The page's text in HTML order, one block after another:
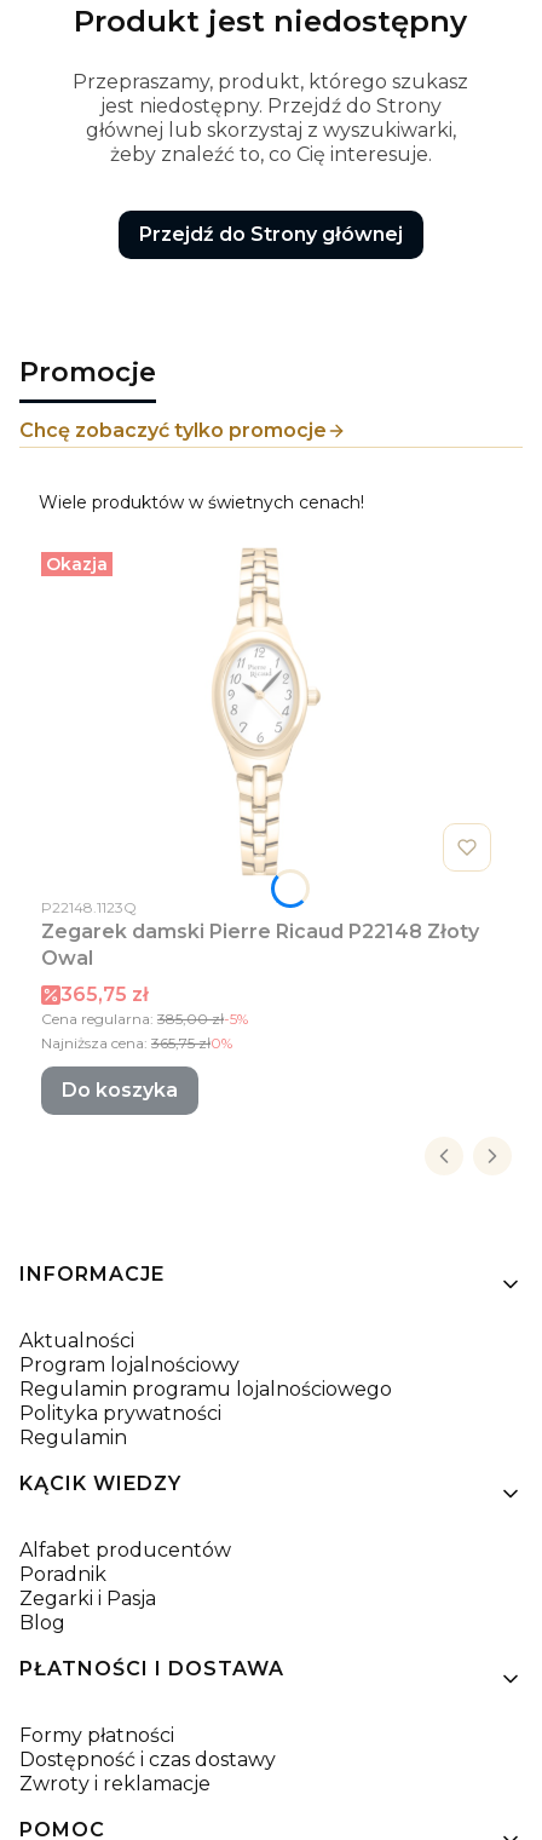
Produkt jest niedostępny
Przepraszamy, produkt, którego szukasz
jest niedostępny. Przejdź do Strony
głównej lub skorzystaj z wyszukiwarki,
żeby znaleźć to, co Cię interesuje.
Przejdź do Strony głównej
Promocje
Chcę zobaczyć tylko promocje
Wiele produktów w świetnych cenach!
Okazja
Kod produktu
P22148.1123Q
Zegarek damski Pierre Ricaud P22148 Złoty
Owal
Cena promocyjna
365,75 zł
Cena regularna: 385,00 zł-5%
Najniższa cena: 365,75 zł0%
Do koszyka
Linki w stopce
INFORMACJE
Aktualności
Program lojalnościowy
Regulamin programu lojalnościowego
Polityka prywatności
Regulamin
KĄCIK WIEDZY
Alfabet producentów
Poradnik
Zegarki i Pasja
Blog
PŁATNOŚCI I DOSTAWA
Formy płatności
Dostępność i czas dostawy
Zwroty i reklamacje
POMOC